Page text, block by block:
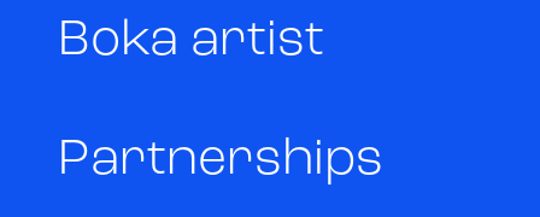
Boka artist
Partnerships